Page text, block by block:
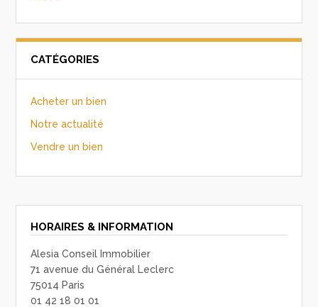
CATÉGORIES
Acheter un bien
Notre actualité
Vendre un bien
HORAIRES & INFORMATION
Alesia Conseil Immobilier
71 avenue du Général Leclerc
75014 Paris
01 42 18 01 01